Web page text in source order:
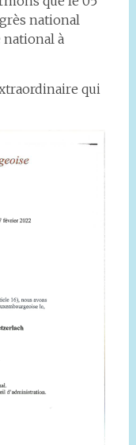
national
national à
qui